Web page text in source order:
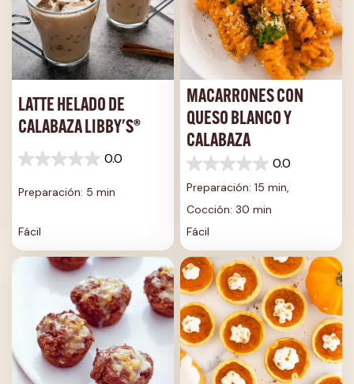
LATTE HELADO DE
CALABAZA LIBBY'S®
0.0
0.0
5
Preparación: 5 min
Fácil
MACARRONES CON
QUESO BLANCO Y
CALABAZA
0.0
0.0
de
estrellas.
Preparación: 15 min,
Cocción: 30 min
Fácil